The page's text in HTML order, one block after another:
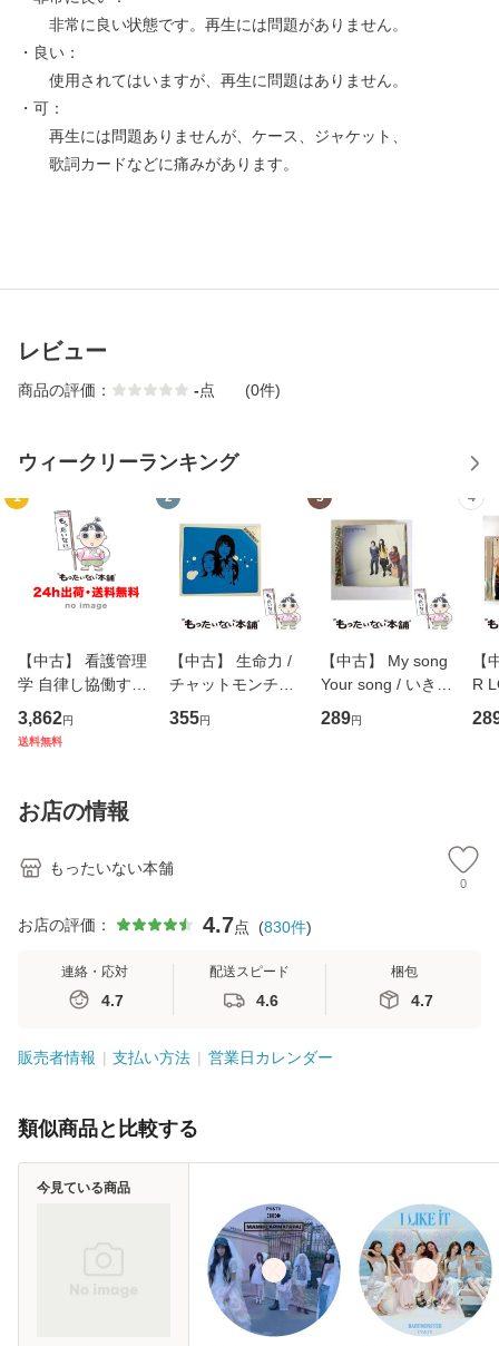
非常に良い状態です。再生には問題がありません。
・良い：
使用されてはいますが、再生に問題はありません。
・可：
再生には問題ありませんが、ケース、ジャケット、
歌詞カードなどに痛みがあります。
レビュー
商品の評価： -点 (0件)
ウィークリーランキング
1
【中古】 看護管理
学 自律し協働する
専門職の看護マネ
ジメントスキル 改
恵 藤本幸三 / 南江
堂 [単行
3,862円
送料無料
2
【中古】 生命力 /
チャットモンチー /
キューンレコード
[CD]【メール便送
355円
3
【中古】 My song
Your song / いきも
のがかり / [CD]
【メール便送料無
289円
4
【
R
産
お店の情報
もったいない本舗
0
お店の評価： 4.7点 (830件)
連絡・応対
4.7
配送スピード
4.6
梱包
4.7
販売者情報 支払い方法 営業日カレンダー
類似商品と比較する
今見ている商品